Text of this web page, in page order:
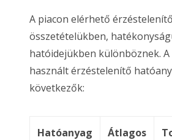
A piacon elérhető
összetételükben,
hatóidejükben különböznek.
használt érzéstelenítő
következők:
Hatóanyag
Átlagos